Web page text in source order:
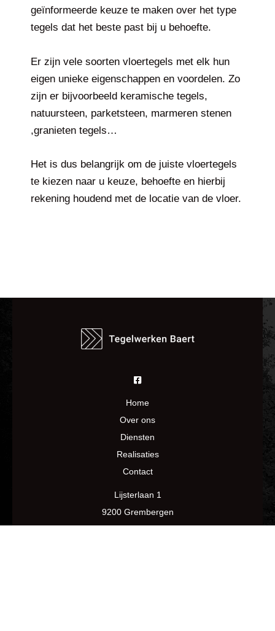
geïnformeerde keuze te maken over het type
tegels dat het beste past bij u behoefte.
Er zijn vele soorten vloertegels met elk hun
eigen unieke eigenschappen en voordelen. Zo
zijn er bijvoorbeeld keramische tegels,
natuursteen, parketsteen, marmeren stenen
,granieten tegels…
Het is dus belangrijk om de juiste vloertegels
te kiezen naar u keuze, behoefte en hierbij
rekening houdend met de locatie van de vloer.
Home
Over ons
Diensten
Realisaties
Contact
Lijsterlaan 1
9200 Grembergen